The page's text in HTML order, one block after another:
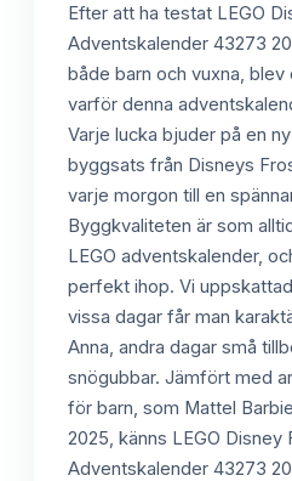
Efter att ha testat LEGO
Adventskalender 43273
både barn och vuxna,
varför denna
Varje lucka bjuder på en
byggsats från Disneys
varje morgon till en
Byggkvaliteten är som
LEGO adventskalender,
perfekt ihop. Vi
vissa dagar får man
Anna, andra dagar små
snögubbar. Jämfört med
för barn, som Mattel
2025, känns LEGO Disney
Adventskalender 43273